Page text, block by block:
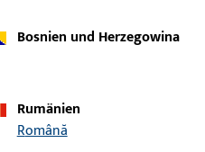
LA50
Bosnien und Herzegowina
Rumänien
Română